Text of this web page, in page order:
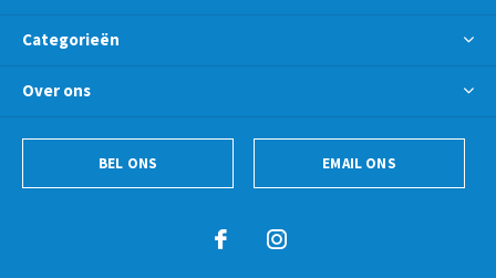
Categorieën
Over ons
BEL ONS EMAIL ONS